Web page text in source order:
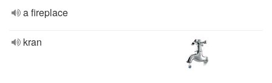
a fireplace
kran